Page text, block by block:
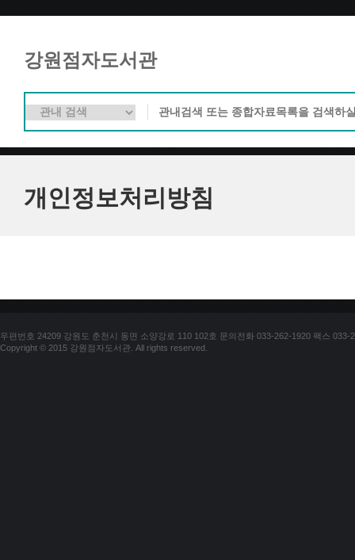
강원점자도서관
개인정보처리방침
우편번호 24209 강원도 춘천시 동면 소양강로 110 102호 문의전화 033-262-1920 팩스 033-
Copyright © 2015 강원점자도서관. All rights reserved.